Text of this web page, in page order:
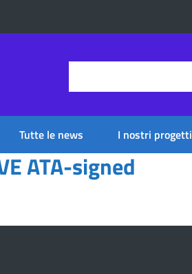
Tutte le news I nostri progetti
ATA-signed